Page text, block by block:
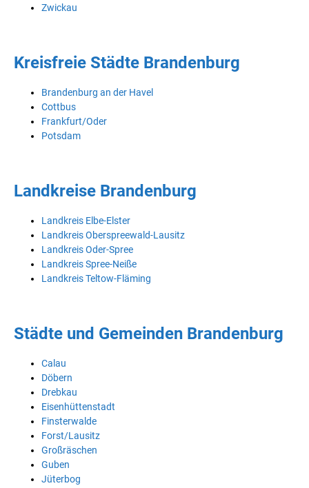
Zwickau
Kreisfreie Städte Brandenburg
Brandenburg an der Havel
Cottbus
Frankfurt/Oder
Potsdam
Landkreise Brandenburg
Landkreis Elbe-Elster
Landkreis Oberspreewald-Lausitz
Landkreis Oder-Spree
Landkreis Spree-Neiße
Landkreis Teltow-Fläming
Städte und Gemeinden Brandenburg
Calau
Döbern
Drebkau
Eisenhüttenstadt
Finsterwalde
Forst/Lausitz
Großräschen
Guben
Jüterbog